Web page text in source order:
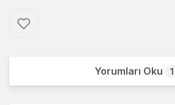
Yorumları Oku 1